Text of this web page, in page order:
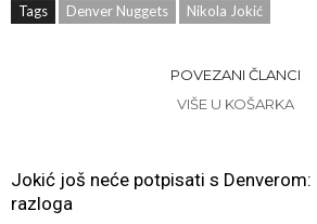
Tags Denver Nuggets Nikola Jokić
POVEZANI ČLANCI
VIŠE U KOŠARKA
Jokić još neće potpisati s
razloga